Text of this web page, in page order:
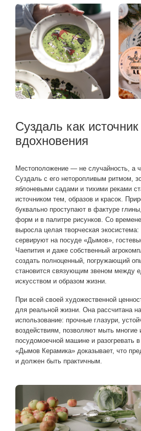
Суздаль как
вдохновения
Местоположение — не случайность, а
Суздаль с его неторопливым ритмом,
яблоневыми садами и тихими реками
источником тем, образов и красок.
буквально проступают в фактуре
форм и в палитре рисунков. Со
выросла целая творческая экосистема:
сервируют на посуде «Дымов»,
Чаепития и даже собственный
создать полноценный, погружающий
становится связующим звеном между
искусством и образом жизни.
При всей своей художественной
для реальной жизни. Она рассчитана
использование: прочные глазури,
воздействиям, позволяют мыть многие
посудомоечной машине и разогревать
«Дымов Керамика» доказывает, что
и должен быть практичным.